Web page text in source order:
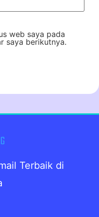
web saya pada
saya berikutnya.
Terbaik di